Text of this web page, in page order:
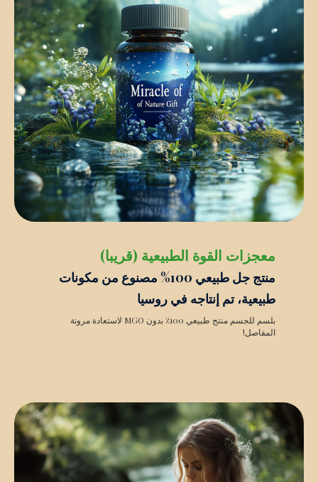
معجزات القوة الطبيعية (قريبا)
منتج جل طبيعي 100% مصنوع من مكونات
طبيعية، تم إنتاجه في روسيا
بلسم للجسم منتج طبيعي 100٪ بدون MGO لاستعادة مرونة
المفاصل!